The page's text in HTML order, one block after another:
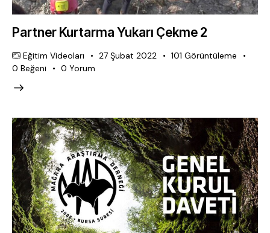
Partner Kurtarma Yukarı Çekme 2
Eğitim Videoları 27 Şubat 2022 101 Görüntüleme
0 Beğeni 0 Yorum